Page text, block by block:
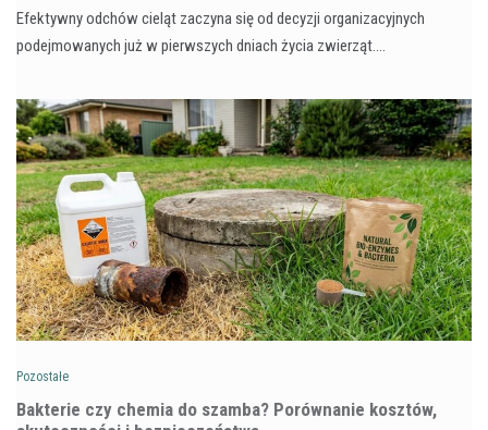
Efektywny odchów cieląt zaczyna się od decyzji organizacyjnych
podejmowanych już w pierwszych dniach życia zwierząt.…
Pozostałe
Bakterie czy chemia do szamba? Porównanie kosztów,